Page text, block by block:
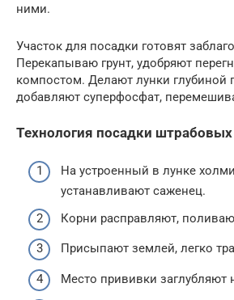
ними.
Участок для посадки готовят
Перекапываю грунт, удобряют
компостом. Делают лунки глубиной
добавляют суперфосфат,
Технология посадки штрабовых
На устроенный в лунке
устанавливают саженец.
Корни расправляют,
Присыпают землей, легко
Место прививки заглубляют